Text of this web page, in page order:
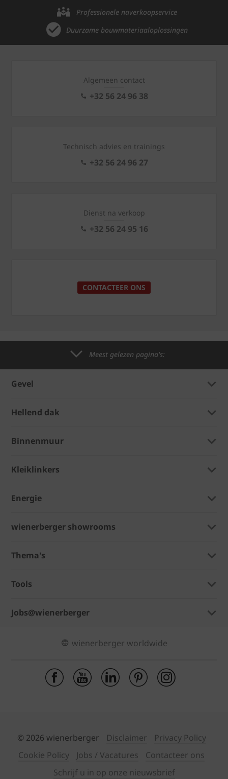
Professionele naverkoopservice
Duurzame bouwmateriaaloplossingen
Algemeen contact
+32 56 24 96 38
Technisch advies en trainings
+32 56 24 96 27
Dienst na verkoop
+32 56 24 95 16
CONTACTEER ONS
Meest gelezen pagina's:
Gevel
Hellend dak
Binnenmuur
Kleiklinkers
Energie
wienerberger showrooms
Thema's
Tools
Jobs@wienerberger
wienerberger worldwide
© 2026 wienerberger Disclaimer
Privacy Policy
Cookie Policy
Jobs / Vacatures
Contacteer ons
Schrijf u in op onze nieuwsbrief